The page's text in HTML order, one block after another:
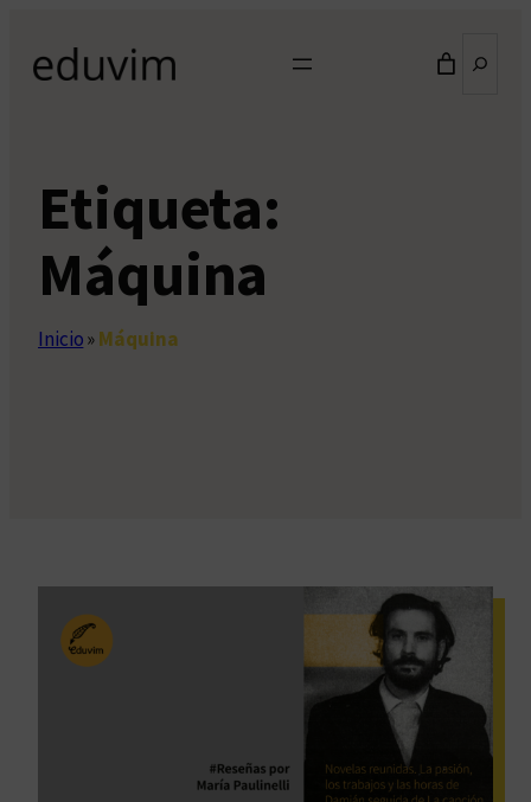
contenido
Etiqueta:
Máquina
Inicio»Máquina